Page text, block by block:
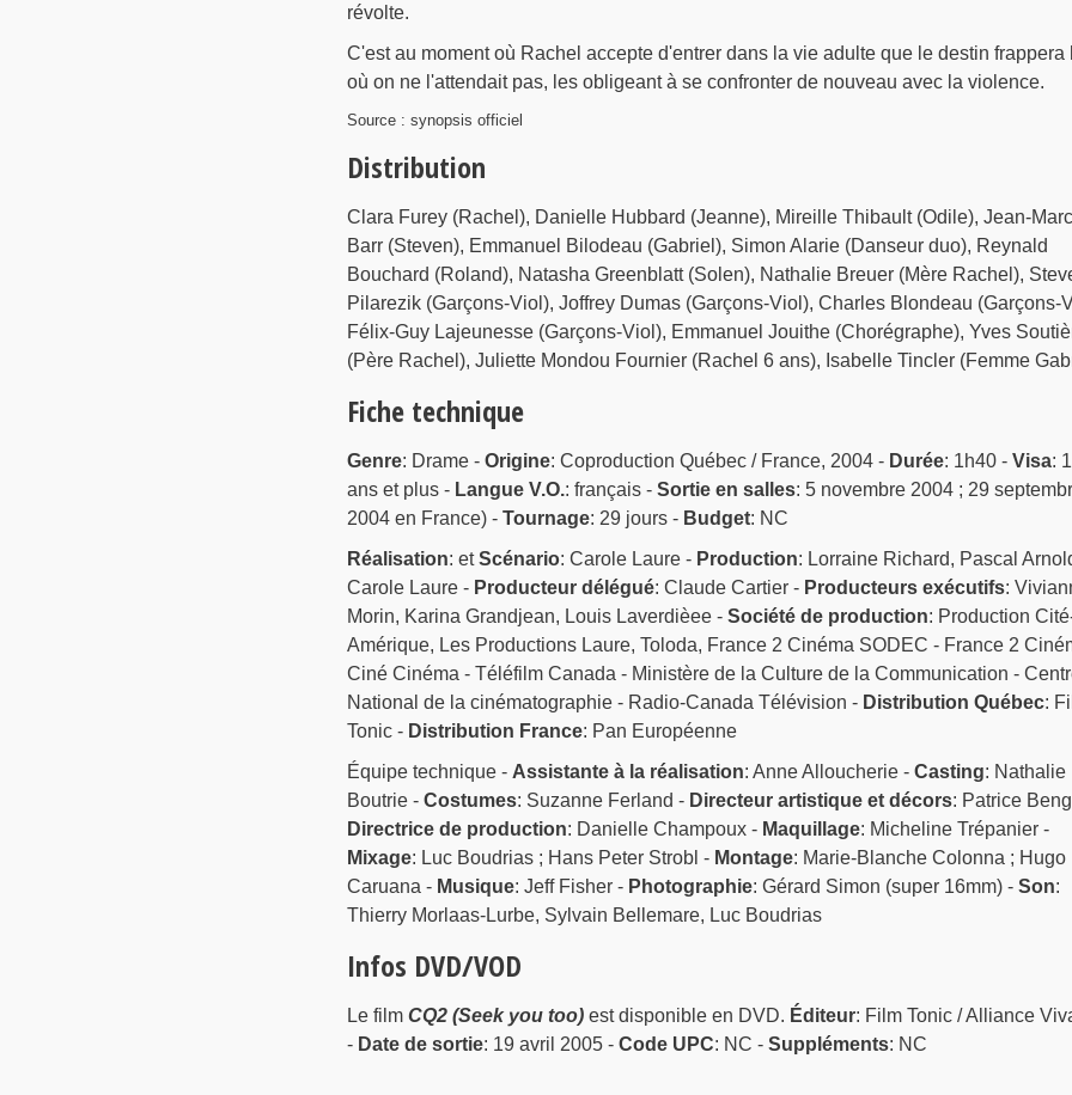
révolte.
C'est au moment où Rachel accepte d'entrer dans la vie adulte que le destin frappera
où on ne l'attendait pas, les obligeant à se confronter de nouveau avec la violence.
Source : synopsis officiel
Distribution
Clara Furey (Rachel), Danielle Hubbard (Jeanne), Mireille Thibault (Odile), Jean-Marc
Barr (Steven), Emmanuel Bilodeau (Gabriel), Simon Alarie (Danseur duo), Reynald
Bouchard (Roland), Natasha Greenblatt (Solen), Nathalie Breuer (Mère Rachel),
Pilarezik (Garçons-Viol), Joffrey Dumas (Garçons-Viol), Charles Blondeau (Garçons-
Félix-Guy Lajeunesse (Garçons-Viol), Emmanuel Jouithe (Chorégraphe), Yves
(Père Rachel), Juliette Mondou Fournier (Rachel 6 ans), Isabelle Tincler (Femme
Fiche technique
Genre: Drame - Origine: Coproduction Québec / France, 2004 - Durée: 1h40 - Visa:
ans et plus - Langue V.O.: français - Sortie en salles: 5 novembre 2004 ; 29
2004 en France) - Tournage: 29 jours - Budget: NC
Réalisation: etScénario: Carole Laure - Production: Lorraine Richard, Pascal
Carole Laure - Producteur délégué: Claude Cartier - Producteurs exécutifs:
Morin, Karina Grandjean, Louis Laverdièee - Société de production: Production
Amérique, Les Productions Laure, Toloda, France 2 Cinéma SODEC - France 2
Ciné Cinéma - Téléfilm Canada - Ministère de la Culture de la Communication -
National de la cinématographie - Radio-Canada Télévision - Distribution Québec:
Tonic - Distribution France: Pan Européenne
Équipe technique - Assistante à la réalisation: Anne Alloucherie - Casting: Nathalie
Boutrie - Costumes: Suzanne Ferland - Directeur artistique et décors: Patrice
Directrice de production: Danielle Champoux - Maquillage: Micheline Trépanier -
Mixage: Luc Boudrias ; Hans Peter Strobl - Montage: Marie-Blanche Colonna ; Hugo
Caruana - Musique: Jeff Fisher - Photographie: Gérard Simon (super 16mm) - Son:
Thierry Morlaas-Lurbe, Sylvain Bellemare, Luc Boudrias
Infos DVD/VOD
Le film CQ2 (Seek you too)est disponible en DVD. Éditeur: Film Tonic / Alliance
- Date de sortie: 19 avril 2005 - Code UPC: NC - Suppléments: NC